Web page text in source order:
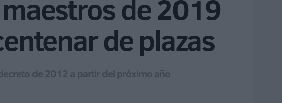
de 2019
de plazas
de 2012 a partir del próximo año